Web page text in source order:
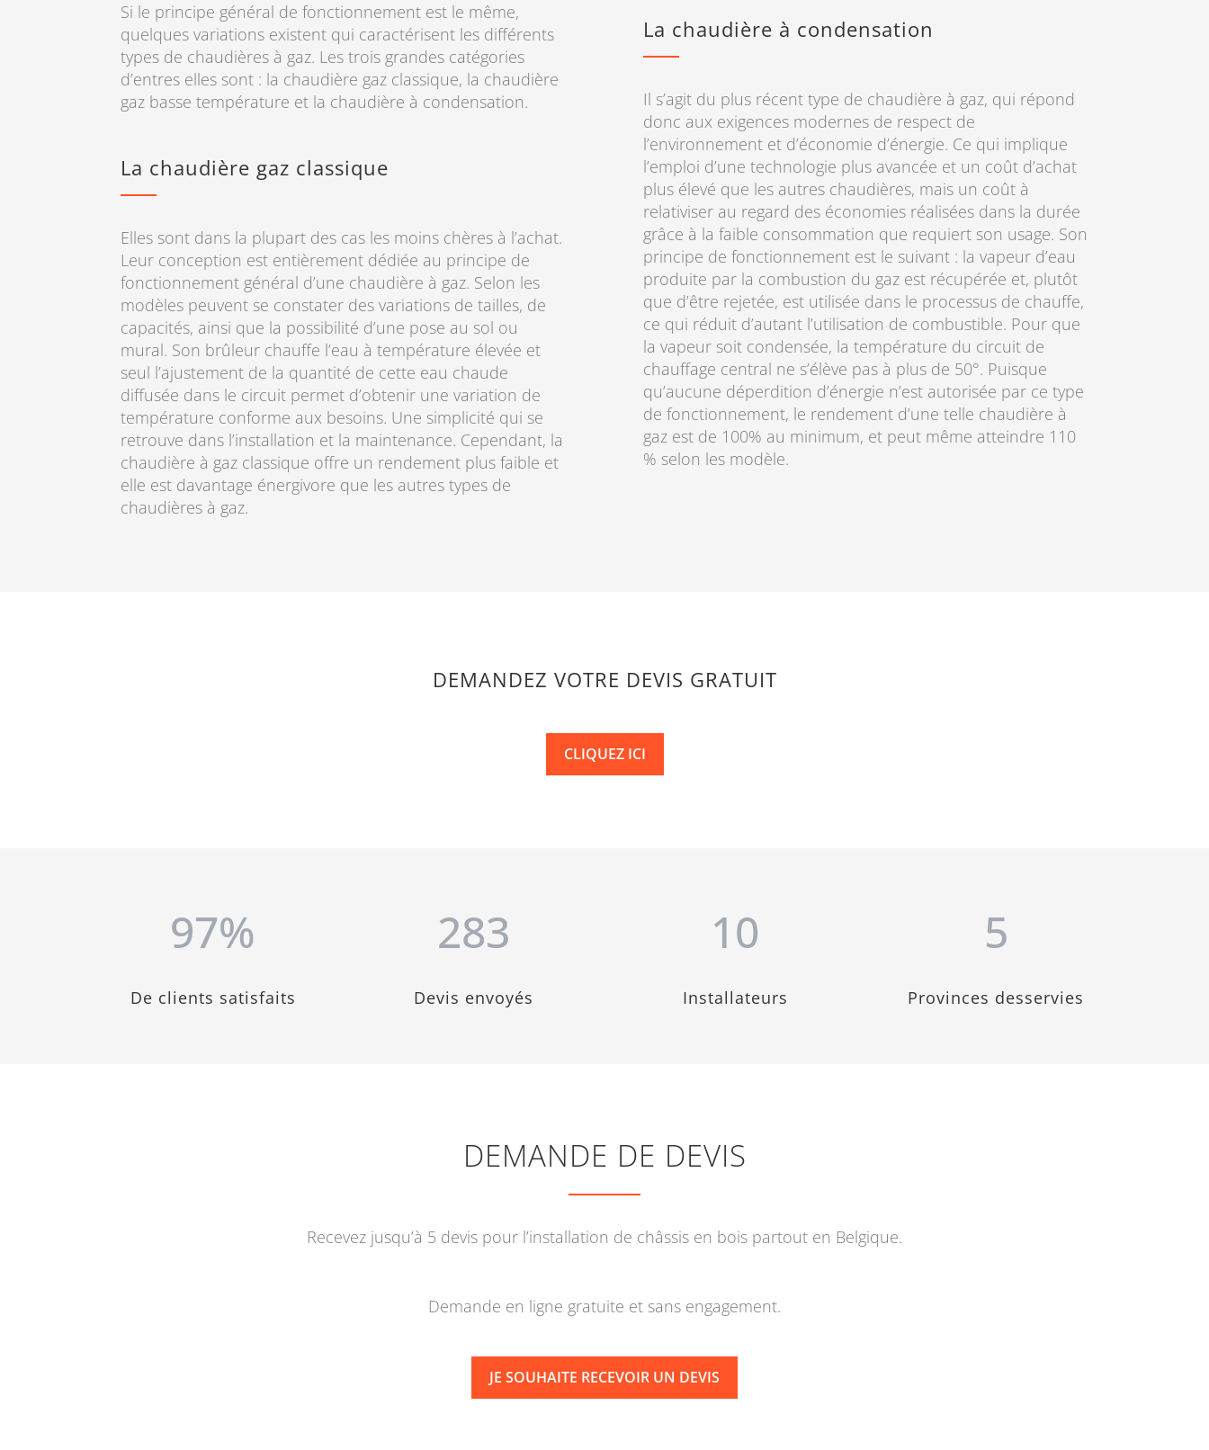
Si le principe général de fonctionnement est le même,
quelques variations existent qui caractérisent les différents
types de chaudières à gaz. Les trois grandes catégories
d’entres elles sont : la chaudière gaz classique, la chaudière
gaz basse température et la chaudière à condensation.
La chaudière gaz classique
Elles sont dans la plupart des cas les moins chères à l’achat.
Leur conception est entièrement dédiée au principe de
fonctionnement général d’une chaudière à gaz. Selon les
modèles peuvent se constater des variations de tailles, de
capacités, ainsi que la possibilité d’une pose au sol ou
mural. Son brûleur chauffe l’eau à température élevée et
seul l’ajustement de la quantité de cette eau chaude
diffusée dans le circuit permet d’obtenir une variation de
température conforme aux besoins. Une simplicité qui se
retrouve dans l’installation et la maintenance. Cependant, la
chaudière à gaz classique offre un rendement plus faible et
elle est davantage énergivore que les autres types de
chaudières à gaz.
La chaudière à condensation
Il s’agit du plus récent type de chaudière à gaz, qui répond
donc aux exigences modernes de respect de
l’environnement et d’économie d’énergie. Ce qui implique
l’emploi d’une technologie plus avancée et un coût d’achat
plus élevé que les autres chaudières, mais un coût à
relativiser au regard des économies réalisées dans la durée
grâce à la faible consommation que requiert son usage. Son
principe de fonctionnement est le suivant : la vapeur d’eau
produite par la combustion du gaz est récupérée et, plutôt
que d’être rejetée, est utilisée dans le processus de chauffe,
ce qui réduit d’autant l’utilisation de combustible. Pour que
la vapeur soit condensée, la température du circuit de
chauffage central ne s’élève pas à plus de 50°. Puisque
qu’aucune déperdition d’énergie n’est autorisée par ce type
de fonctionnement, le rendement d’une telle chaudière à
gaz est de 100% au minimum, et peut même atteindre 110
% selon les modèle.
DEMANDEZ VOTRE DEVIS GRATUIT
CLIQUEZ ICI
97%
De clients satisfaits
283
Devis envoyés
10
Installateurs
5
Provinces desservies
DEMANDE DE DEVIS
Recevez jusqu’à 5 devis pour l’installation de châssis en bois partout en Belgique.
Demande en ligne gratuite et sans engagement.
JE SOUHAITE RECEVOIR UN DEVIS